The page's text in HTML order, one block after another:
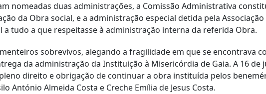
nomeadas duas administrações, a Comissão Administrativa
da Obra social, e a administração especial detida pela
a tudo a que respeitasse à administração interna da referida Obra.
sobrevivos, alegando a fragilidade em que se encontrava
da administração da Instituição à Misericórdia de Gaia. A 16 de
direito e obrigação de continuar a obra instituída pelos
António Almeida Costa e Creche Emília de Jesus Costa.